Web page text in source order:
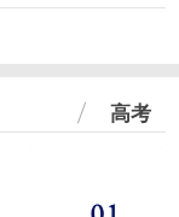
高考